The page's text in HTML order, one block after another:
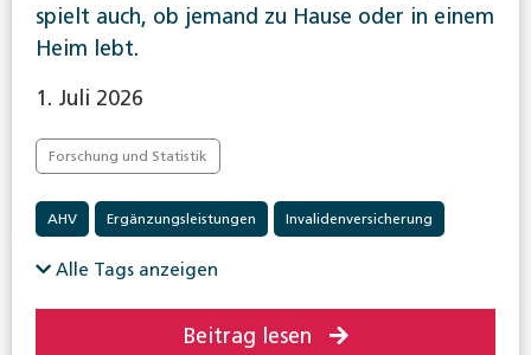
spielt auch, ob jemand zu Hause oder in einem
Heim lebt.
1. Juli 2026
Forschung und Statistik
AHV Ergänzungsleistungen Invalidenversicherung
Alle Tags anzeigen
Beitrag lesen